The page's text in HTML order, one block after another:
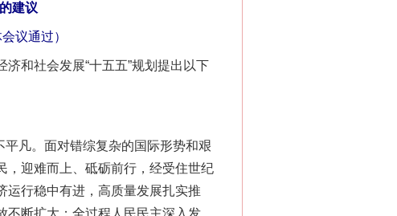
建议
议通过）
和社会发展“十五五”规划提出以下
凡。面对错综复杂的国际形势和艰
，迎难而上、砥砺前行，经受住世纪
运行稳中有进，高质量发展扎实推
不断扩大；全过程人民民主深入发